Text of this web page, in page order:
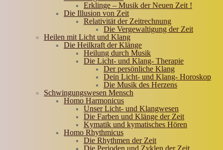
Erklinge – Musik der Neuen Zeit !
Die Illusion von Zeit
Relativität der Zeitrechnung
Die Vergewaltigung der Zeit
Heilen mit Licht und Klang
Die Heilkraft der Klänge
Heilung durch Musik
Die Licht- und Klang- Therapie
Der persönliche Klang
Dein Licht- und Klang- Horoskop
Die Musik des Herzens
Schwingungswesen Mensch
Homo Harmonicus
Unser Licht- und Klangwesen
Die Farben und Klänge der Zeit
Kymatik und kymatisches Hören
Homo Rhythmicus
Die Rhythmen der Zeit
Die Perioden und Zyklen der Zeit